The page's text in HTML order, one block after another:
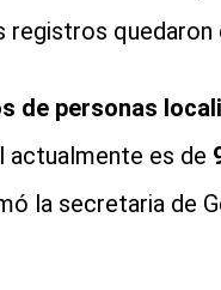
registros quedaron
de personas
es de
la secretaria de